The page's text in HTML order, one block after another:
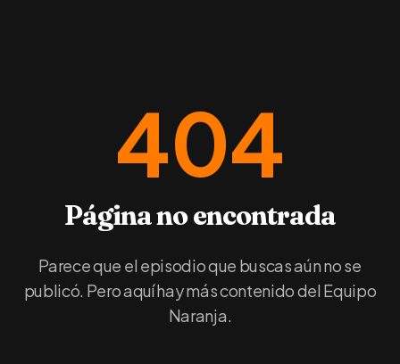
404
Página no encontrada
Parece que el episodio que buscas aún no se
publicó. Pero aquí hay más contenido del Equipo
Naranja.